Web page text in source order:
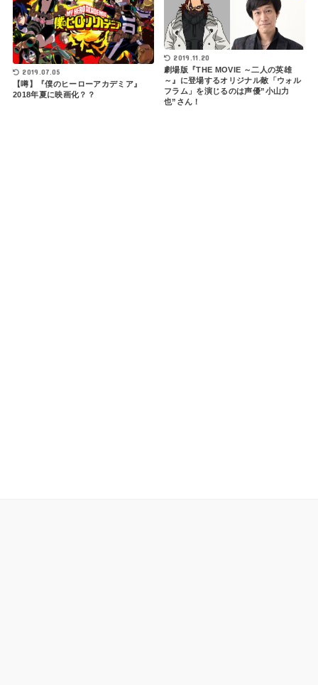
2019.07.05
【噂】『僕のヒーローアカデミア』
2018年夏に映画化？？
2019.11.20
劇場版『THE MOVIE ～二人の英雄
～』に登場するオリジナル敵「ウォル
フラム」を演じるのは声優”小山力
也”さん！